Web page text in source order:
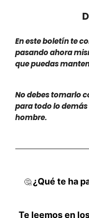
En este boletín te
pasando ahora
que puedas
No debes tomarlo
para todo lo
hombre.
🤔¿Qué te ha
Te leemos en